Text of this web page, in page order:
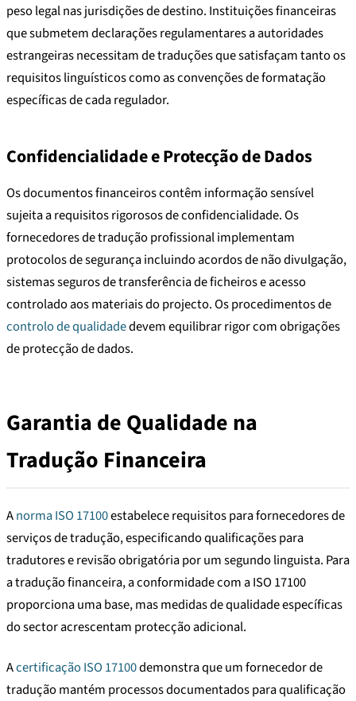
peso legal nas jurisdições de destino. Instituições financeiras
que submetem declarações regulamentares a autoridades
estrangeiras necessitam de traduções que satisfaçam tanto os
requisitos linguísticos como as convenções de formatação
específicas de cada regulador.
Confidencialidade e Protecção de Dados
Os documentos financeiros contêm informação sensível
sujeita a requisitos rigorosos de confidencialidade. Os
fornecedores de tradução profissional implementam
protocolos de segurança incluindo acordos de não divulgação,
sistemas seguros de transferência de ficheiros e acesso
controlado aos materiais do projecto. Os procedimentos de
controlo de qualidadedevem equilibrar rigor com obrigações
de protecção de dados.
Garantia de Qualidade na
Tradução Financeira
Anorma ISO 17100estabelece requisitos para fornecedores de
serviços de tradução, especificando qualificações para
tradutores e revisão obrigatória por um segundo linguista. Para
a tradução financeira, a conformidade com a ISO 17100
proporciona uma base, mas medidas de qualidade específicas
do sector acrescentam protecção adicional.
Acertificação ISO 17100demonstra que um fornecedor de
tradução mantém processos documentados para qualificação